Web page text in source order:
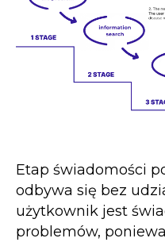
Etap świadomości
odbywa się bez
użytkownik jest
problemów,